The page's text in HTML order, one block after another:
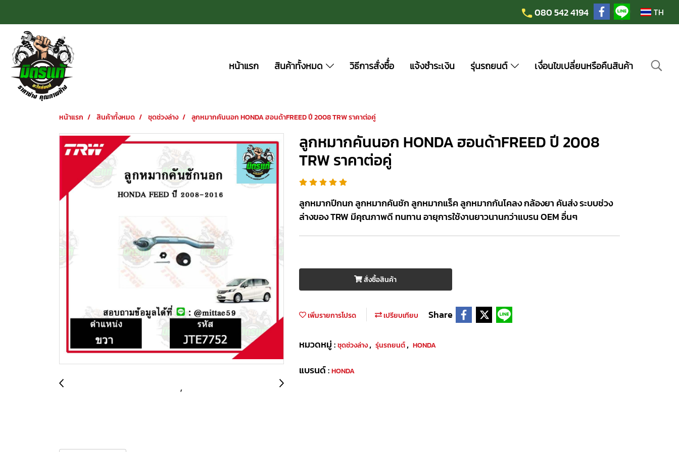
080 542 4194 TH
หน้าแรก สินค้าทั้งหมด วิธีการสั่งซื้่อ แจ้งชำระเงิน รุ่นรถยนต์ เงื่อนไขเปลี่ยนหรือคืนสินค้า
หน้าแรก สินค้าทั้งหมด ชุดช่วงล่าง ลูกหมากคันนอก HONDA ฮอนด้าFREED ปี 2008 TRW ราคาต่อคู่
ลูกหมากคันนอก HONDA ฮอนด้าFREED ปี 2008
TRW ราคาต่อคู่
ลูกหมากปีกนก ลูกหมากคันชัก ลูกหมากแร็ค ลูกหมากกันโคลง กล้องยา คันส่ง ระบบช่วง
ล่างของ TRW มีคุณภาพดี ทนทาน อายุการใช้งานยาวนานกว่าแบรน OEM อื่นๆ
สั่งซื้อสินค้า
เพิ่มรายการโปรด เปรียบเทียบ Share
หมวดหมู่ :ชุดช่วงล่าง, รุ่นรถยนต์, HONDA
แบรนด์ :HONDA